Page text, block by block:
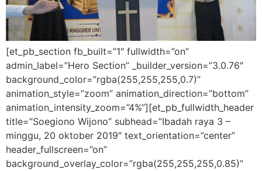
[et_pb_section fb_built=”1″ fullwidth=”on”
admin_label=”Hero Section” _builder_version=”3.0.76″
background_color=”rgba(255,255,255,0.7)”
animation_style=”zoom” animation_direction=”bottom”
animation_intensity_zoom=”4%”][et_pb_fullwidth_header
title=”Soegiono Wijono” subhead=”Ibadah raya 3 –
minggu, 20 oktober 2019″ text_orientation=”center”
header_fullscreen=”on”
background_overlay_color=”rgba(255,255,255,0.85)”